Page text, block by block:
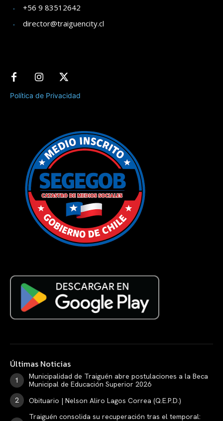
+56 9 83512642
director@traiguencity.cl
Política de Privacidad
Últimas Noticias
Municipalidad de Traiguén abre postulaciones a la Beca
Municipal de Educación Superior 2026
Obituario | Nelson Aliro Lagos Correa (Q.E.P.D.)
Traiguén consolida su recuperación tras el temporal: